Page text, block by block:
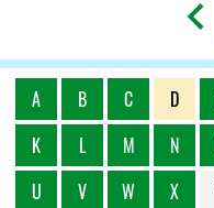
A B C D
K
L M N
U
V W X